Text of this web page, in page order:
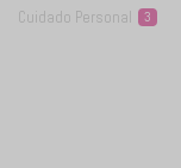
Cuidado Personal 3